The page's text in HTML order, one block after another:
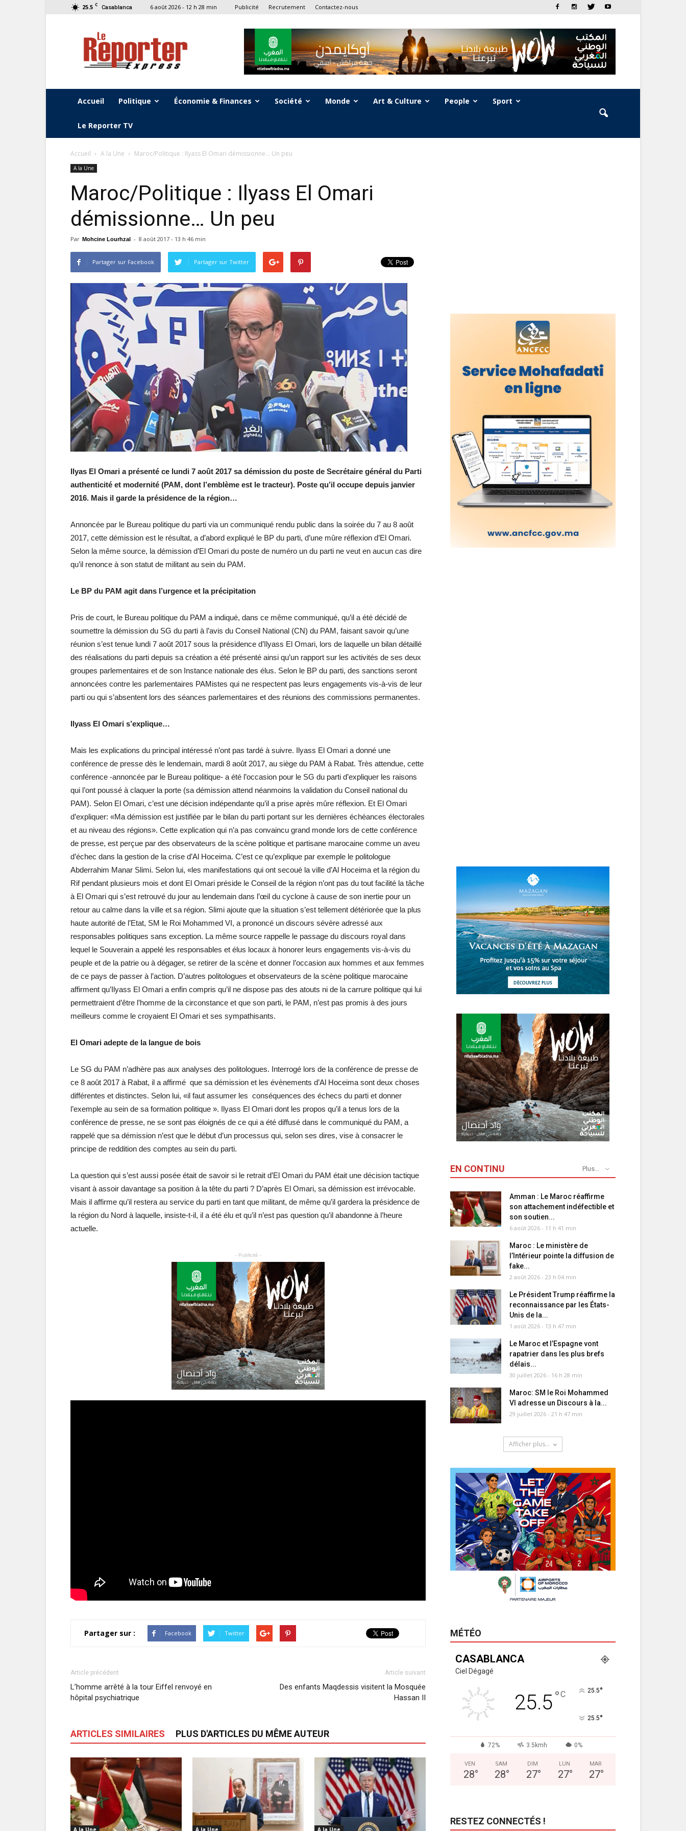
25.5 C Casablanca 6 août 2026 - 12 h 28 min Publicité Recrutement Contactez-nous
Le
Reporter
Express
Accueil Politique Économie & Finances Société Monde Art & Culture People Sport
Le Reporter TV
Accueil A la Une Maroc/Politique : Ilyass El Omari démissionne… Un peu
A la Une
Maroc/Politique : Ilyass El Omari
démissionne… Un peu
Par Mohcine Lourhzal - 8 août 2017 - 13 h 46 min
Partager sur Facebook Partager sur Twitter
Ilyas El Omari a présenté ce lundi 7 août 2017 sa démission du poste de Secrétaire général du Parti
authenticité et modernité (PAM, dont l’emblème est le tracteur). Poste qu’il occupe depuis janvier
2016. Mais il garde la présidence de la région…
Annoncée par le Bureau politique du parti via un communiqué rendu public dans la soirée du 7 au 8 août
2017, cette démission est le résultat, a d’abord expliqué le BP du parti, d’une mûre réflexion d’El Omari.
Selon la même source, la démission d’El Omari du poste de numéro un du parti ne veut en aucun cas dire
qu’il renonce à son statut de militant au sein du PAM.
Le BP du PAM agit dans l’urgence et la précipitation
Pris de court, le Bureau politique du PAM a indiqué, dans ce même communiqué, qu’il a été décidé de
soumettre la démission du SG du parti à l’avis du Conseil National (CN) du PAM, faisant savoir qu’une
réunion s’est tenue lundi 7 août 2017 sous la présidence d’Ilyass El Omari, lors de laquelle un bilan détaillé
des réalisations du parti depuis sa création a été présenté ainsi qu’un rapport sur les activités de ses deux
groupes parlementaires et de son Instance nationale des élus. Selon le BP du parti, des sanctions seront
annoncées contre les parlementaires PAMistes qui ne respectent pas leurs engagements vis-à-vis de leur
parti ou qui s’absentent lors des séances parlementaires et des réunions des commissions permanentes.
Ilyass El Omari s’explique…
Mais les explications du principal intéressé n’ont pas tardé à suivre. Ilyass El Omari a donné une
conférence de presse dès le lendemain, mardi 8 août 2017, au siège du PAM à Rabat. Très attendue, cette
conférence -annoncée par le Bureau politique- a été l’occasion pour le SG du parti d’expliquer les raisons
qui l’ont poussé à claquer la porte (sa démission attend néanmoins la validation du Conseil national du
PAM). Selon El Omari, c’est une décision indépendante qu’il a prise après mûre réflexion. Et El Omari
d’expliquer: «Ma démission est justifiée par le bilan du parti portant sur les dernières échéances électorales
et au niveau des régions». Cette explication qui n’a pas convaincu grand monde lors de cette conférence
de presse, est perçue par des observateurs de la scène politique et partisane marocaine comme un aveu
d’échec dans la gestion de la crise d’Al Hoceima. C’est ce qu’explique par exemple le politologue
Abderrahim Manar Slimi. Selon lui, «les manifestations qui ont secoué la ville d’Al Hoceima et la région du
Rif pendant plusieurs mois et dont El Omari préside le Conseil de la région n’ont pas du tout facilité la tâche
à El Omari qui s’est retrouvé du jour au lendemain dans l’œil du cyclone à cause de son inertie pour un
retour au calme dans la ville et sa région. Slimi ajoute que la situation s’est tellement détériorée que la plus
haute autorité de l’Etat, SM le Roi Mohammed VI, a prononcé un discours sévère adressé aux
responsables politiques sans exception. La même source rappelle le passage du discours royal dans
lequel le Souverain a appelé les responsables et élus locaux à honorer leurs engagements vis-à-vis du
peuple et de la patrie ou à dégager, se retirer de la scène et donner l’occasion aux hommes et aux femmes
de ce pays de passer à l’action. D’autres politologues et observateurs de la scène politique marocaine
affirment qu’Ilyass El Omari a enfin compris qu’il ne dispose pas des atouts ni de la carrure politique qui lui
permettraient d’être l’homme de la circonstance et que son parti, le PAM, n’est pas promis à des jours
meilleurs comme le croyaient El Omari et ses sympathisants.
El Omari adepte de la langue de bois
Le SG du PAM n’adhère pas aux analyses des politologues. Interrogé lors de la conférence de presse de
ce 8 août 2017 à Rabat, il a affirmé que sa démission et les évènements d’Al Hoceima sont deux choses
différentes et distinctes. Selon lui, «il faut assumer les conséquences des échecs du parti et donner
l’exemple au sein de sa formation politique ». Ilyass El Omari dont les propos qu’il a tenus lors de la
conférence de presse, ne se sont pas éloignés de ce qui a été diffusé dans le communiqué du PAM, a
rappelé que sa démission n’est que le début d’un processus qui, selon ses dires, vise à consacrer le
principe de reddition des comptes au sein du parti.
La question qui s’est aussi posée était de savoir si le retrait d’El Omari du PAM était une décision tactique
visant à assoir davantage sa position à la tête du parti ? D’après El Omari, sa démission est irrévocable.
Mais il affirme qu’il restera au service du parti en tant que militant, de même qu’il gardera la présidence de
la région du Nord à laquelle, insiste-t-il, il a été élu et qu’il n’est pas question qu’il abandonne à l’heure
actuelle.
- Publicité -
Partager sur : Facebook Twitter
Article précédent
L’homme arrêté à la tour Eiffel renvoyé en
hôpital psychiatrique
Article suivant
Des enfants Maqdessis visitent la Mosquée
Hassan II
ARTICLES SIMILAIRES PLUS D'ARTICLES DU MÊME AUTEUR
A la Une A la Une A la Une
EN CONTINU Plus...
Amman : Le Maroc réaffirme
son attachement indéfectible et
son soutien...
6 août 2026 - 11 h 41 min
Maroc : Le ministère de
l’Intérieur pointe la diffusion de
fake...
2 août 2026 - 23 h 04 min
Le Président Trump réaffirme la
reconnaissance par les États-
Unis de la...
1 août 2026 - 13 h 47 min
Le Maroc et l’Espagne vont
rapatrier dans les plus brefs
délais...
30 juillet 2026 - 16 h 28 min
Maroc: SM le Roi Mohammed
VI adresse un Discours à la...
29 juillet 2026 - 21 h 47 min
Afficher plus...
MÉTÉO
CASABLANCA
Ciel Dégagé
25.5°C 25.5°
25.5°
72% 3.5kmh 0%
VEN
28°
SAM
28°
DIM
27°
LUN
27°
MAR
27°
RESTEZ CONNECTÉS !